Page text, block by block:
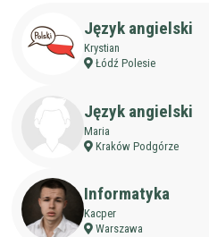
Liceum
Przygotowania do matury
Przygotowania do studiów
Dorośli
u korepetytora
online
Wykształcenie
korepetytora
Doświadczenie
korepetytora
Staż korepetytora
Język angielski
Krystian
Łódź Polesie
Język angielski
Maria
Kraków Podgórze
Informatyka
Kacper
Warszawa